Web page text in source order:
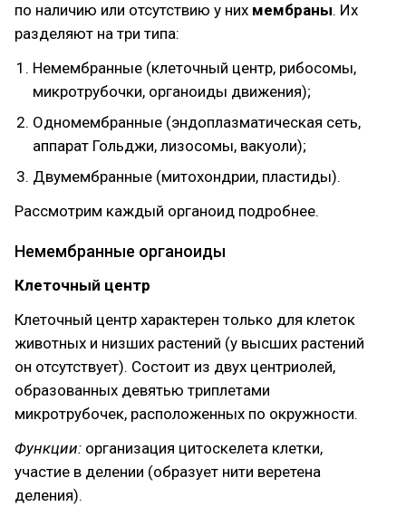
по наличию или отсутствию у них мембраны. Их
разделяют на три типа:
Немембранные (клеточный центр, рибосомы,
микротрубочки, органоиды движения);
Одномембранные (эндоплазматическая сеть,
аппарат Гольджи, лизосомы, вакуоли);
Двумембранные (митохондрии, пластиды).
Рассмотрим каждый органоид подробнее.
Немембранные органоиды
Клеточный центр
Клеточный центр характерен только для клеток
животных и низших растений (у высших растений
он отсутствует). Состоит из двух центриолей,
образованных девятью триплетами
микротрубочек, расположенных по окружности.
Функции: организация цитоскелета клетки,
участие в делении (образует нити веретена
деления).